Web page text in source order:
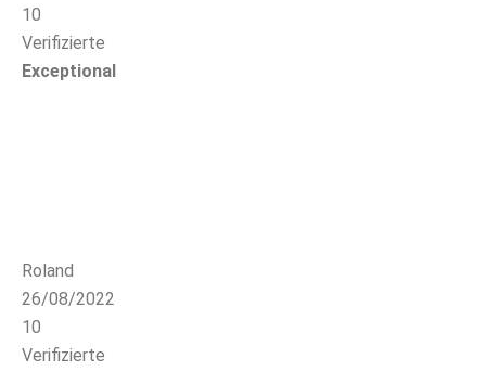
10
Verifizierte
Exceptional
Roland
26/08/2022
10
Verifizierte